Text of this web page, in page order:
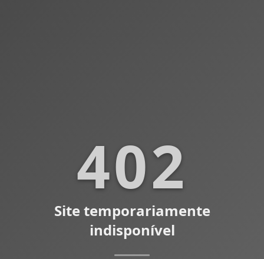
402
Site temporariamente
indisponível